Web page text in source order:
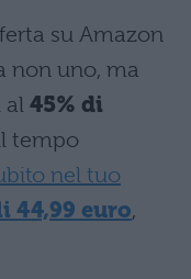
su Amazon
non uno, ma
al 45% di
tempo
nel tuo
44,99 euro,